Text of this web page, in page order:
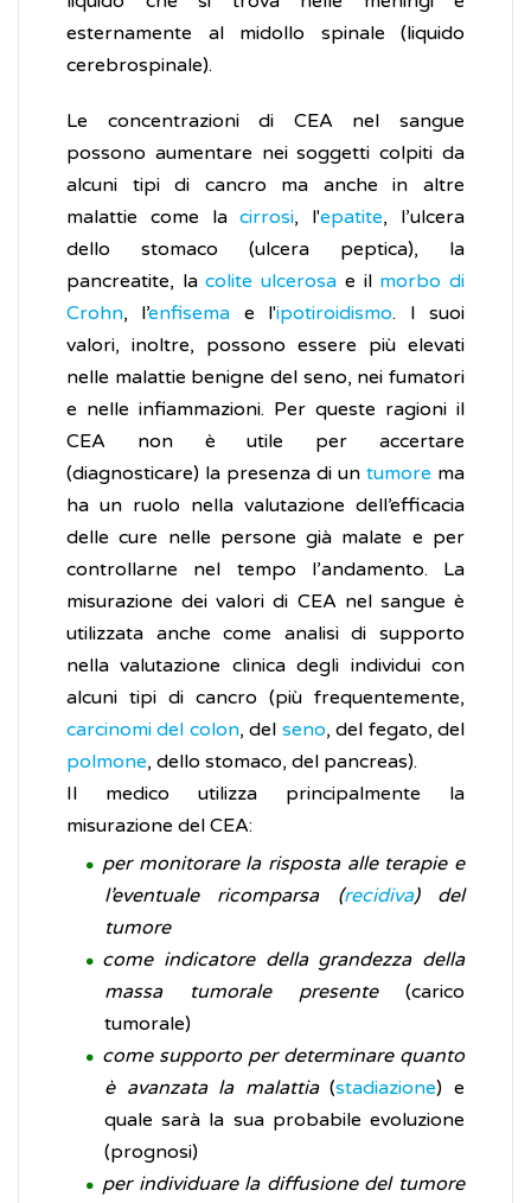
esternamente al midollo spinale (liquido
cerebrospinale).
Le concentrazioni di CEA nel sangue
possono aumentare nei soggetti colpiti da
alcuni tipi di cancro ma anche in altre
malattie come lacirrosi, l'epatite, l’ulcera
dello stomaco (ulcera peptica), la
pancreatite, lacolite ulcerosa e il morbo di
Crohn, l’enfisema e l'ipotiroidismo. I suoi
valori, inoltre, possono essere più elevati
nelle malattie benigne del seno, nei fumatori
e nelle infiammazioni. Per queste ragioni il
CEA non è utile per accertare
(diagnosticare) la presenza di un tumore ma
ha un ruolo nella valutazione dell’efficacia
delle cure nelle persone già malate e per
controllarne nel tempo l’andamento. La
misurazione dei valori di CEA nel sangue è
utilizzata anche come analisi di supporto
nella valutazione clinica degli individui con
alcuni tipi di cancro (più frequentemente,
carcinomi del colon, del seno, del fegato, del
polmone, dello stomaco, del pancreas).
Il medico utilizza principalmente la
misurazione del CEA:
per monitorare la risposta alle terapie e
l’eventuale ricomparsa (recidiva) del
tumore
come indicatore della grandezza della
massa tumorale presente(carico
tumorale)
come supporto per determinare quanto
è avanzata la malattia(stadiazione) e
quale sarà la sua probabile evoluzione
(prognosi)
per individuare la diffusione del tumore